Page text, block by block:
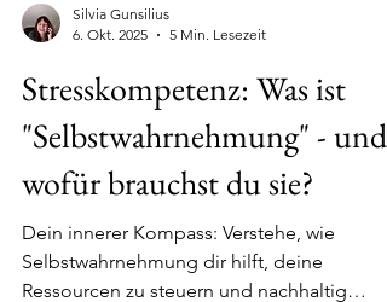
6. Okt. 2025
5 Min. Lesezeit
Stresskompetenz: Was ist
"Selbstwahrnehmung" - und
wofür brauchst du sie?
Dein innerer Kompass: Verstehe, wie